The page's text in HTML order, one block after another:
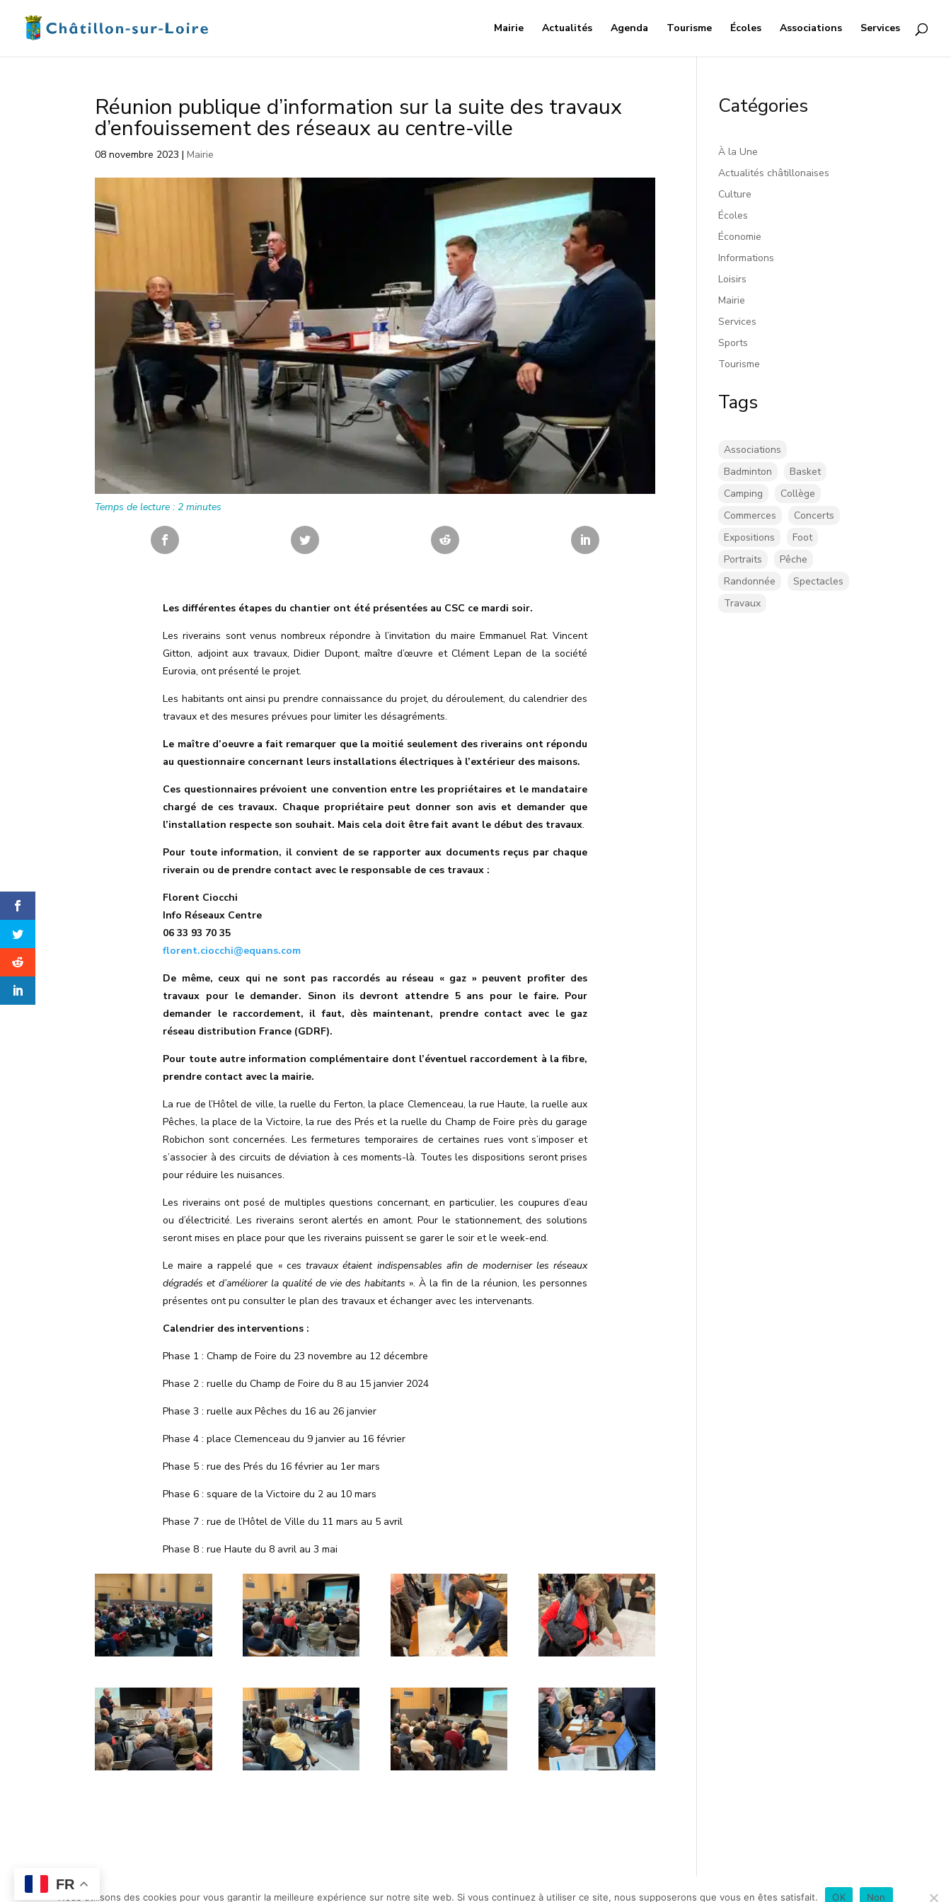
Mairie Actualités Agenda Tourisme Écoles Associations Services
Réunion publique d’information sur la suite des travaux
d’enfouissement des réseaux au centre-ville
08 novembre 2023 |Mairie
Temps de lecture :2 minutes
Les différentes étapes du chantier ont été présentées au CSC ce mardi soir.
Les riverains sont venus nombreux répondre à l’invitation du maire Emmanuel Rat. Vincent
Gitton, adjoint aux travaux, Didier Dupont, maître d’œuvre et Clément Lepan de la société
Eurovia,ont présenté le projet.
Les habitants ont ainsi pu prendre connaissance du projet, du déroulement, du calendrier des
travaux et des mesures prévues pour limiter les désagréments.
Le maître d’oeuvre a fait remarquer que la moitié seulement des riverains ont répondu
au questionnaire concernant leurs installations électriques à l’extérieur des maisons.
Ces questionnaires prévoient une convention entre les propriétaires et le mandataire
chargé de ces travaux. Chaque propriétaire peut donner son avis et demander que
l’installation respecte son souhait. Mais cela doit être fait avant le début des travaux.
Pour toute information, il convient de se rapporter aux documents reçus par chaque
riverain ou de prendre contact avec le responsable de ces travaux :
Florent Ciocchi
Info Réseaux Centre
06 33 93 70 35
florent.ciocchi@equans.com
De même, ceux qui ne sont pas raccordés au réseau « gaz » peuvent profiter des
travaux pour le demander. Sinon ils devront attendre 5 ans pour le faire. Pour
demander le raccordement, il faut, dès maintenant, prendre contact avec le gaz
réseau distribution France (GDRF).
Pour toute autre information complémentaire dont l’éventuel raccordement à la fibre,
prendre contact avec la mairie.
La rue de l’Hôtel de ville, la ruelle du Ferton, la place Clemenceau, la rue Haute, la ruelle aux
Pêches, la place de la Victoire, la rue des Prés et la ruelle du Champ de Foire près du garage
Robichon sont concernées. Les fermetures temporaires de certaines rues vont s’imposer et
s’associer à des circuits de déviation à ces moments-là. Toutes les dispositions seront prises
pour réduire les nuisances.
Les riverains ont posé de multiples questions concernant, en particulier, les coupures d’eau
ou d’électricité. Les riverains seront alertés en amont. Pour le stationnement, des solutions
seront mises en place pour que les riverains puissent se garer le soir et le week-end.
Le maire a rappelé que « ces travaux étaient indispensables afin de moderniser les réseaux
dégradés et d’améliorer la qualité de vie des habitants ». À la fin de la réunion, les personnes
présentes ont pu consulter le plan des travaux et échanger avec les intervenants.
Calendrier des interventions :
Phase 1 : Champ de Foire du 23 novembre au 12 décembre
Phase 2 : ruelle du Champ de Foire du 8 au 15 janvier 2024
Phase 3 : ruelle aux Pêches du 16 au 26 janvier
Phase 4 : place Clemenceau du 9 janvier au 16 février
Phase 5 : rue des Prés du 16 février au 1er mars
Phase 6 : square de la Victoire du 2 au 10 mars
Phase 7 : rue de l’Hôtel de Ville du 11 mars au 5 avril
Phase 8 : rue Haute du 8 avril au 3 mai
Catégories
À la Une
Actualités châtillonaises
Culture
Écoles
Économie
Informations
Loisirs
Mairie
Services
Sports
Tourisme
Tags
Associations
Badminton
Basket
Camping
Collège
Commerces
Concerts
Expositions
Foot
Portraits
Pêche
Randonnée
Spectacles
Travaux
©Chatillon-sur-loire |Mentions légales| Création de site internet :standesign.fr
FR
Nous utilisons des cookies pour vous garantir la meilleure expérience sur notre site web. Si vous continuez à utiliser ce site, nous supposerons que vous en êtes satisfait. OK Non